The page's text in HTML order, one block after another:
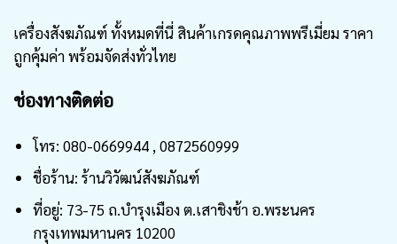
เครื่องสังฆภัณฑ์ ทั้งหมดที่นี่ สินค้าเกรดคุณภาพพรีเมี่ยม ราคา
ถูกคุ้มค่า พร้อมจัดส่งทั่วไทย
ช่องทางติดต่อ
โทร: 080-0669944 , 0872560999
ชื่อร้าน: ร้านวิวัฒน์สังฆภัณฑ์
ที่อยู่: 73-75 ถ.บำรุงเมือง ต.เสาชิงช้า อ.พระนคร
กรุงเทพมหานคร 10200